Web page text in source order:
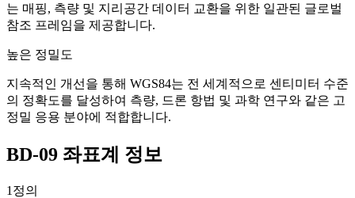
는 매핑, 측량 및 지리공간 데이터 교환을 위한 일관된 글로벌
참조 프레임을 제공합니다.
높은 정밀도
지속적인 개선을 통해 WGS84는 전 세계적으로 센티미터 수준
의 정확도를 달성하여 측량, 드론 항법 및 과학 연구와 같은 고
정밀 응용 분야에 적합합니다.
BD-09 좌표계 정보
1 정의